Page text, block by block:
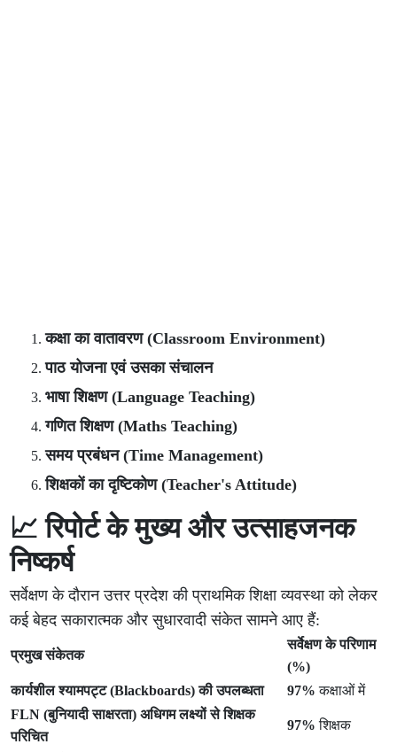
कक्षा का वातावरण (Classroom Environment)
पाठ योजना एवं उसका संचालन
भाषा शिक्षण (Language Teaching)
गणित शिक्षण (Maths Teaching)
समय प्रबंधन (Time Management)
शिक्षकों का दृष्टिकोण (Teacher's Attitude)
📈 रिपोर्ट के मुख्य और उत्साहजनक
निष्कर्ष
सर्वेक्षण के दौरान उत्तर प्रदेश की प्राथमिक शिक्षा व्यवस्था को लेकर
कई बेहद सकारात्मक और सुधारवादी संकेत सामने आए हैं:
प्रमुख संकेतक
सर्वेक्षण के परिणाम
(%)
कार्यशील श्यामपट्ट (Blackboards) की उपलब्धता
97% कक्षाओं में
FLN (बुनियादी साक्षरता) अधिगम लक्ष्यों से शिक्षक
परिचित
97% शिक्षक